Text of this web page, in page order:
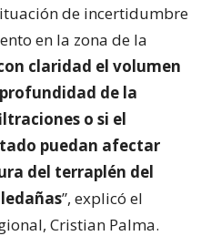
de incertidumbre
en la zona de la
claridad el volumen
de la
o si el
puedan afectar
del terraplén del
”, explicó el
Cristian Palma.